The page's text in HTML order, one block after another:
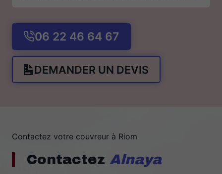
06 22 46 64 67
DEMANDER UN DEVIS
Contactez votre couvreur à Riom
Contactez Alnaya